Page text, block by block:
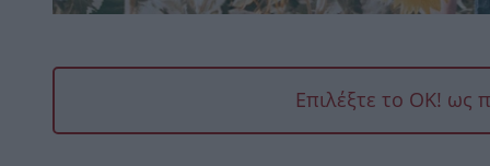
Επιλέξτε το OK! ως